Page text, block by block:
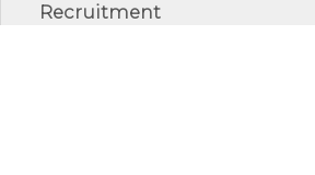
esterno per v...
Recruitment